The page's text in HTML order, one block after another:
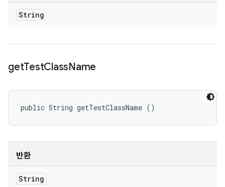
String
getTestClassName
public String getTestClassName ()
반환
String